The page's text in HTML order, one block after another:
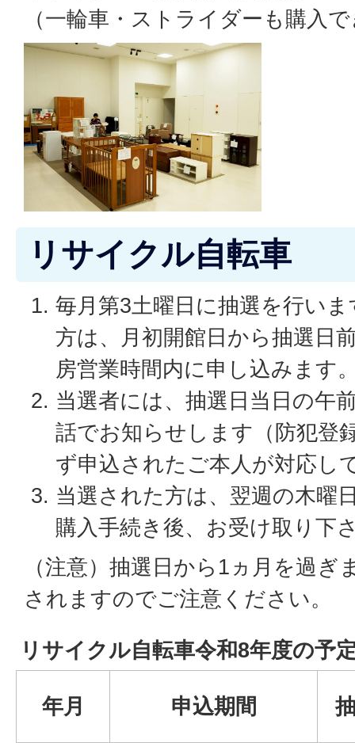
（一輪車・ストライダーも購入
リサイクル自転車
毎月第3土曜日に抽選を行い
方は、月初開館日から抽選日
房営業時間内に申し込みます
当選者には、抽選日当日の午
話でお知らせします（防犯登
ず申込されたご本人が対応し
当選された方は、翌週の木曜
購入手続き後、お受け取り下
（注意）抽選日から1ヵ月を過ぎ
されますのでご注意ください。
リサイクル自転車令和8年度の予
年月 申込期間